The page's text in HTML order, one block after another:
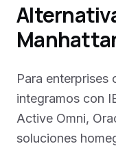
Para enterprises
integramos con
Active Omni,
soluciones